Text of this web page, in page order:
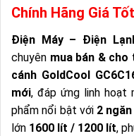
Chính Hãng Giá Tốt
Điện Máy – Điện
chuyên mua bán &
cánh GoldCool
mới, đáp ứng linh hoạt
phẩm nổi bật với 2
lớn 1600 lít / 1200 lít,